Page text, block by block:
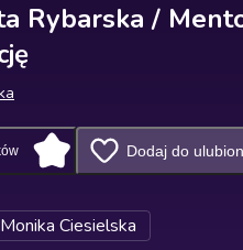
Rybarska /
Dodaj do
Monika Ciesielska